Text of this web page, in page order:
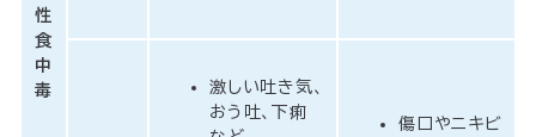
性
食
中
毒
激しい吐き気、
おう吐、下痢
傷口やニキビ